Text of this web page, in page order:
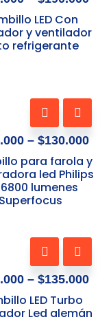
variantes.
Las
elegir
en
la
página
de
producto
LED Con
y ventilador
refrigerante
Este
producto
tiene
variantes.
Las
opciones
pueden
elegir
en
página
de
– $130.000
para farola y
led Philips
lumenes
Superfocus
Este
producto
tiene
variantes.
– $135.000
LED Turbo
Led alemán